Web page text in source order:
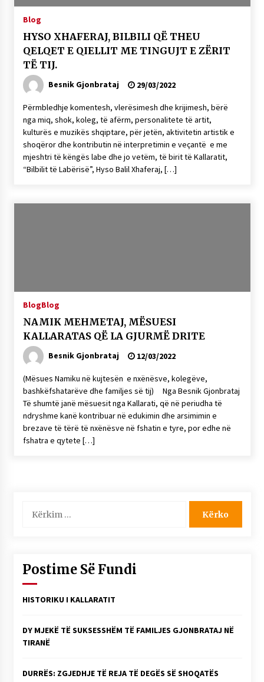
07/07/2026
SI U ARRIT TË REALIZOHEJ PERLA FOLKLORIKE
“JANINËS Ç’I PANË SYTË”
06/06/2026
NË KALLARAT, NË “FSHATIN E DJEGUR” U
ZHVILLUA EDICIONI I TRETË I PIKNIKU
PRANVEROR
26/05/2026
Gazeta Kallarati nr. 117
03/05/2026
28/01/2026
Vexhi Buharaja për Heroin e Popullit, Mumin
Selami.
04/10/2025
KALLARATI NË AKSIONET KOMBËTARE PËR
RINDËRTIMIN E VENDIT – NGA ÇIZE XHAFERAJ
22/09/2025
Blog
HYSO XHAFERAJ, BILBILI QË THEU
QELQET E QIELLIT ME TINGUJT E ZËRIT
TË TIJ.
Besnik Gjonbrataj 29/03/2022
Përmbledhje komentesh, vlerësimesh dhe krijimesh, bërë
nga miq, shok, koleg, të afërm, personalitete të artit,
kulturës e muzikës shqiptare, për jetën, aktivitetin artistik e
shoqëror dhe kontributin në interpretimin e veçantë e me
mjeshtri të këngës labe dhe jo vetëm, të birit të Kallaratit,
“Bilbilit të Labërisë”, Hyso Balil Xhaferaj, […]
BlogBlog
NAMIK MEHMETAJ, MËSUESI
KALLARATAS QË LA GJURMË DRITE
Besnik Gjonbrataj 12/03/2022
(Mësues Namiku në kujtesën e nxënësve, kolegëve,
bashkëfshatarëve dhe familjes së tij) Nga Besnik Gjonbrataj
Të shumtë janë mësuesit nga Kallarati, që në periudha të
ndryshme kanë kontribuar në edukimin dhe arsimimin e
brezave të tërë të nxënësve në fshatin e tyre, por edhe në
fshatra e qytete […]
për:
Postime Së Fundi
HISTORIKU I KALLARATIT
DY MJEKË TË SUKSESSHËM TË FAMILJES GJONBRATAJ NË
TIRANË
DURRËS: ZGJEDHJE TË REJA TË DEGËS SË SHOQATËS